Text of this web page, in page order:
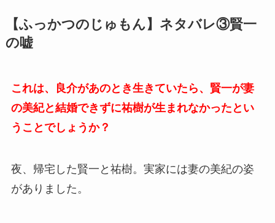
【ふっかつのじゅもん】ネタバレ③賢一
の嘘
これは、良介があのとき生きていたら、賢一が妻
の美紀と結婚できずに祐樹が生まれなかったとい
うことでしょうか？
夜、帰宅した賢一と祐樹。実家には妻の美紀の姿
がありました。